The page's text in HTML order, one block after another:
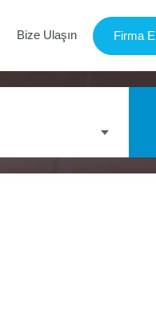
Bize Ulaşın Firma